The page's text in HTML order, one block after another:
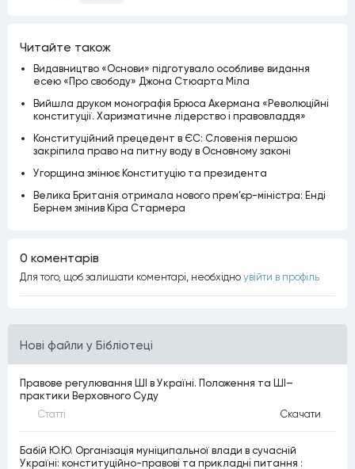
Нові файли у Бібліотеці
Правове регулювання ШІ в Україні. Положення та ШІ–
практики Верховного Суду
Статтi Скачати
Бабій Ю.Ю. Організація муніципальної влади в сучасній
Україні: конституційно-правові та прикладні питання :
Читайте також
Видавництво «Основи» підготувало особливе видання
есею «Про свободу» Джона Стюарта Міла
Вийшла друком монографія Брюса Акермана «Революційні
конституції. Харизматичне лідерство і правовладдя»
Конституційний прецедент в ЄС: Словенія першою
закріпила право на питну воду в Основному законі
Угорщина змінює Конституцію та президента
Велика Британія отримала нового прем’єр-міністра: Енді
Бернем змінив Кіра Стармера
0 коментарiв
Для того, щоб залишати коментарi, необхiдно увiйти в профiль